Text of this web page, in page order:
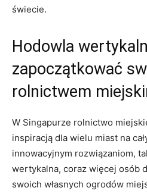
świecie.
Hodowla
zapoczątkować
rolnictwem
W Singapurze ‍rolnictwo
inspiracją ‍dla wielu miast na
innowacyjnym rozwiązaniom,⁢
⁣wertykalna, coraz ‌więcej osób
swoich własnych ogrodów⁣